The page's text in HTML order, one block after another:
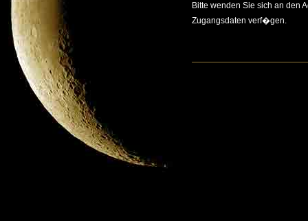
Bitte wenden Sie sich an den
Zugangsdaten verf�gen.